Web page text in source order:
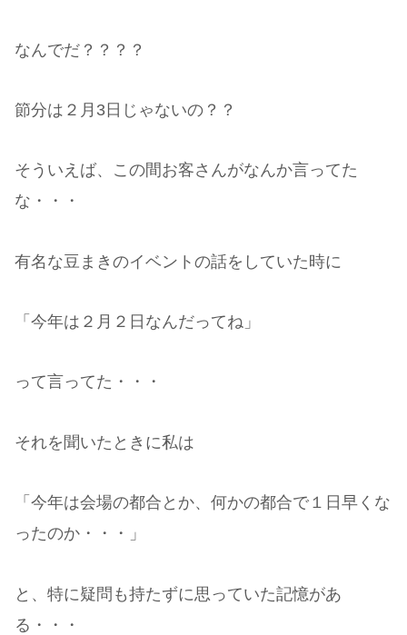
なんでだ？？？？
節分は２月3日じゃないの？？
そういえば、この間お客さんがなんか言ってた
な・・・
有名な豆まきのイベントの話をしていた時に
「今年は２月２日なんだってね」
って言ってた・・・
それを聞いたときに私は
「今年は会場の都合とか、何かの都合で１日早くな
ったのか・・・」
と、特に疑問も持たずに思っていた記憶があ
る・・・